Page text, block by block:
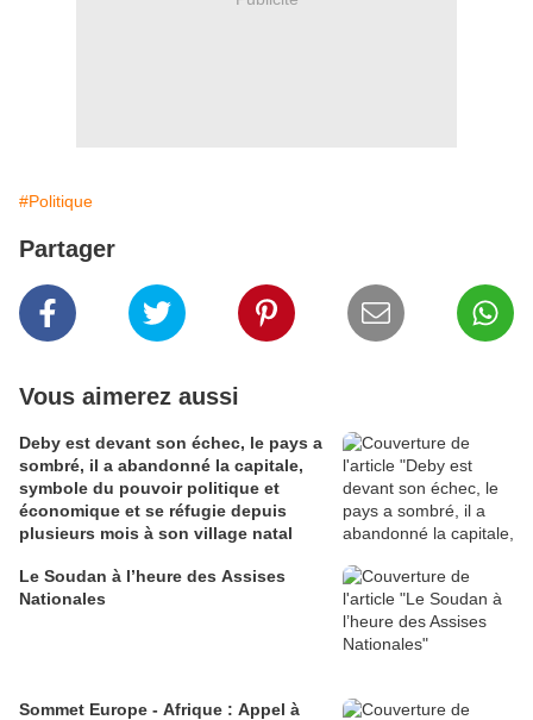
#Politique
Partager
Vous aimerez aussi
Deby est devant son échec, le pays a
sombré, il a abandonné la capitale,
symbole du pouvoir politique et
économique et se réfugie depuis
plusieurs mois à son village natal
Le Soudan à l’heure des Assises
Nationales
Sommet Europe - Afrique : Appel à